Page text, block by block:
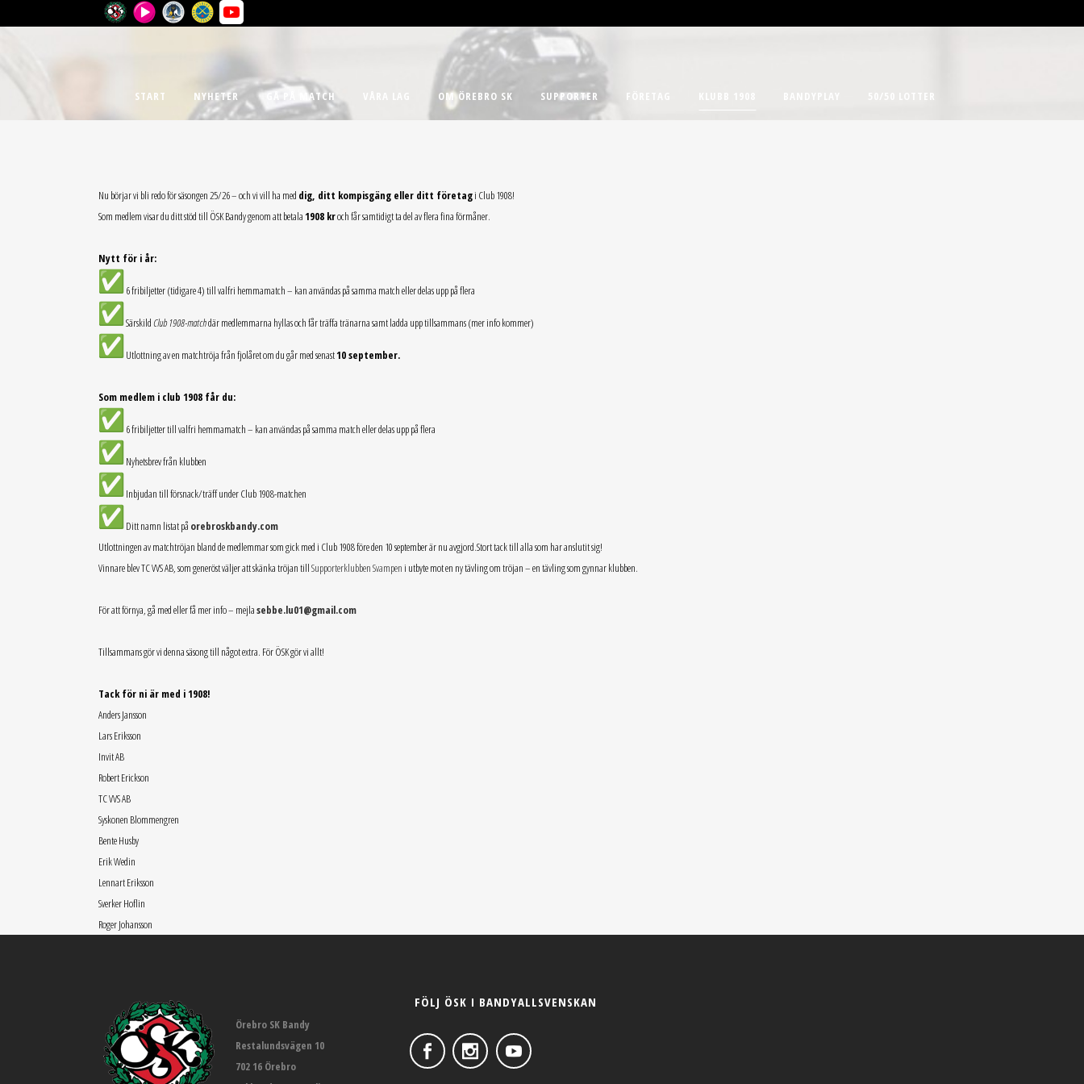
START NYHETER GÅ PÅ MATCH OM ÖREBRO SK SUPPORTER FÖRETAG 50/50 LOTTER
Nu börjar vi bli redo för säsongen 25/26 – och vi vill ha med dig, ditt kompisgäng eller ditt företagi Club 1908!
Som medlem visar du ditt stöd till ÖSK Bandy genom att betala 1908 kroch får samtidigt ta del av flera fina förmåner.
Nytt för i år:
6 fribiljetter (tidigare 4) till valfri hemmamatch – kan användas på samma match eller delas upp på flera
SärskildClub 1908-matchdär medlemmarna hyllas och får träffa tränarna samt ladda upp tillsammans (mer info kommer)
Utlottning av en matchtröja från fjolåret om du går med senast10 september.
Som medlem i club 1908 får du:
6 fribiljetter till valfri hemmamatch – kan användas på samma match eller delas upp på flera
Nyhetsbrev från klubben
Inbjudan till försnack/träff under Club 1908-matchen
Ditt namn listat på orebroskbandy.com
Utlottningen av matchtröjan bland de medlemmar som gick med i Club 1908 före den 10 september är nu avgjord.Stort tack till alla som har anslutit sig!
Vinnare blev TC VVS AB, som generöst väljer att skänka tröjan tillSupporterklubben Svampeni utbyte mot en ny tävling om tröjan – en tävling som gynnar klubben.
För att förnya, gå med eller få mer info – mejlasebbe.lu01@gmail.com
Tillsammans gör vi denna säsong till något extra. För ÖSK gör vi allt!
Tack för ni är med i 1908!
Anders Jansson
Lars Eriksson
Invit AB
Robert Erickson
TC VVS AB
Syskonen Blommengren
Bente Husby
Erik Wedin
Lennart Eriksson
Sverker Hoflin
Roger Johansson
Örebro SK Bandy
Restalundsvägen 10
702 16 Örebro
FÖLJ ÖSK I BANDYALLSVENSKAN